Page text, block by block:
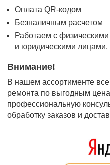
Оплата QR-кодом
Безналичным расчетом
Работаем с физическими
и юридическими лицами.
Внимание!
В нашем ассортименте
ремонта по выгодным
профессиональную
обработку заказов и